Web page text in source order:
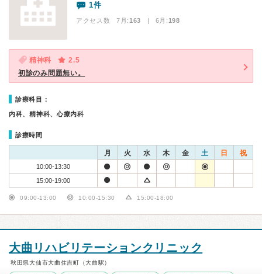
1件
アクセス数 7月:163 | 6月:198
精神科
2.5
初診のみ問題無い。
診療科目：
内科、精神科、心療内科
診療時間
月 火 水 木 金 土 日 祝
10:00-13:30
15:00-19:00
09:00-13:00 10:00-15:30 15:00-18:00
大曲リハビリテーションクリニック
秋田県大仙市大曲住吉町（大曲駅）